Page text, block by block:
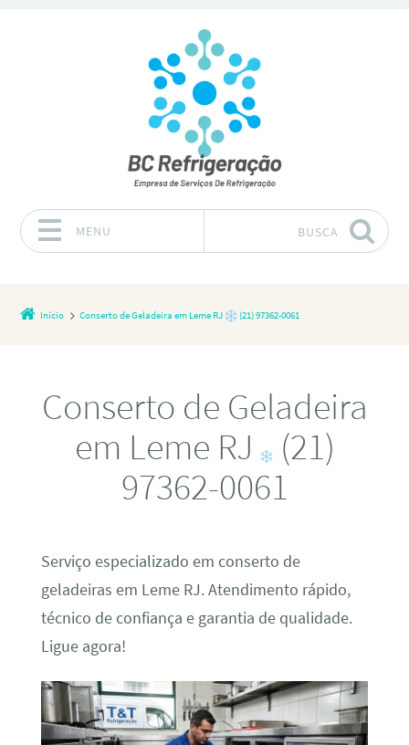
MENU BUSCA
Início Conserto de Geladeira em Leme RJ (21) 97362-0061
Conserto de Geladeira
em Leme RJ (21)
97362-0061
Serviço especializado em conserto de
geladeiras em Leme RJ. Atendimento rápido,
técnico de confiança e garantia de qualidade.
Ligue agora!